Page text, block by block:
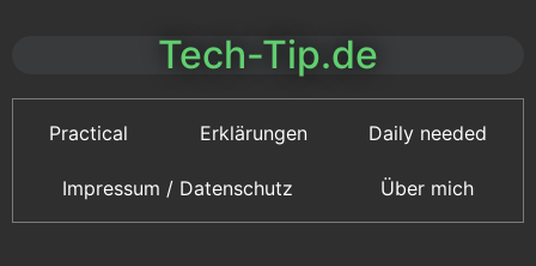
Tech-Tip.de
Practical Erklärungen Daily needed
Impressum / Datenschutz Über mich